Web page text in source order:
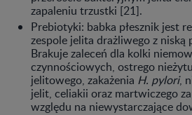
zapaleniu trzustki [21].
Prebiotyki: babka płesznik jest
zespole jelita drażliwego z
Brakuje zaleceń dla kolki
czynnościowych, ostrego
jelitowego, zakażenia H. pylori,
jelit, celiakii oraz martwiczego
względu na niewystarczające